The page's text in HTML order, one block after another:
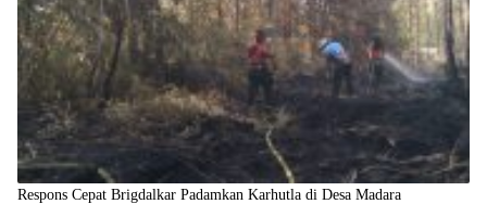
Respons Cepat Brigdalkar Padamkan Karhutla di Desa Madara